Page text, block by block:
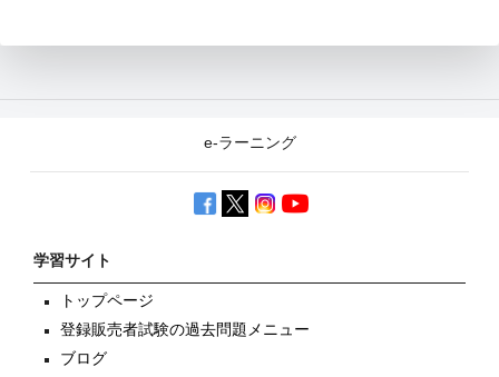
e-ラーニング
学習サイト
トップページ
登録販売者試験の過去問題メニュー
ブログ